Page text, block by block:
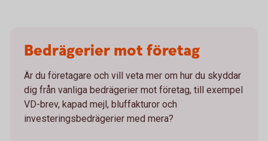
Bedrägerier mot företag
Är du företagare och vill veta mer om hur du skyddar
dig från vanliga bedrägerier mot företag, till exempel
VD-brev, kapad mejl, bluffakturor och
investeringsbedrägerier med mera?